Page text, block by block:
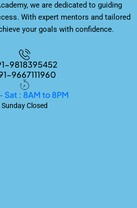
we are dedicated to guiding
With expert mentors and tailored
your goals with confidence.
9818395452
9667111960
Sat : 8AM to 8PM
Sunday Closed